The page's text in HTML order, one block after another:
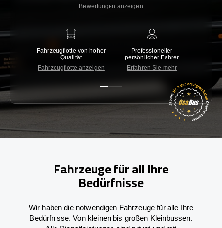
Bewertungen anzeigen
Fahrzeugflotte von hoher
Qualität
Fahrzeugflotte anzeigen
Professioneller
persönlicher Fahrer
Erfahren Sie mehr
Fahrzeuge für all Ihre
Bedürfnisse
Wir haben die notwendigen Fahrzeuge für alle Ihre
Bedürfnisse. Von kleinen bis großen Kleinbussen.